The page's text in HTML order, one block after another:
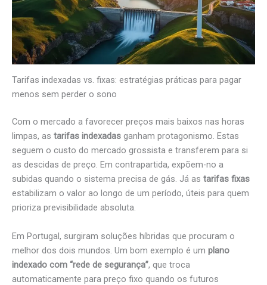
Tarifas indexadas vs. fixas: estratégias práticas para pagar
menos sem perder o sono
Com o mercado a favorecer preços mais baixos nas horas
limpas, as tarifas indexadas ganham protagonismo. Estas
seguem o custo do mercado grossista e transferem para si
as descidas de preço. Em contrapartida, expõem-no a
subidas quando o sistema precisa de gás. Já as tarifas fixas
estabilizam o valor ao longo de um período, úteis para quem
prioriza previsibilidade absoluta.
Em Portugal, surgiram soluções híbridas que procuram o
melhor dos dois mundos. Um bom exemplo é um plano
indexado com “rede de segurança”, que troca
automaticamente para preço fixo quando os futuros